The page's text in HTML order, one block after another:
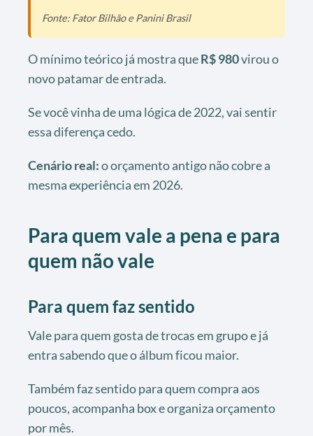
Fonte: Fator Bilhão e Panini Brasil
O mínimo teórico já mostra queR$ 980virou o
novo patamar de entrada.
Se você vinha de uma lógica de 2022, vai sentir
essa diferença cedo.
Cenário real:o orçamento antigo não cobre a
mesma experiência em 2026.
Para quem vale a pena e para
quem não vale
Para quem faz sentido
Vale para quem gosta de trocas em grupo e já
entra sabendo que o álbum ficou maior.
Também faz sentido para quem compra aos
poucos, acompanha box e organiza orçamento
por mês.